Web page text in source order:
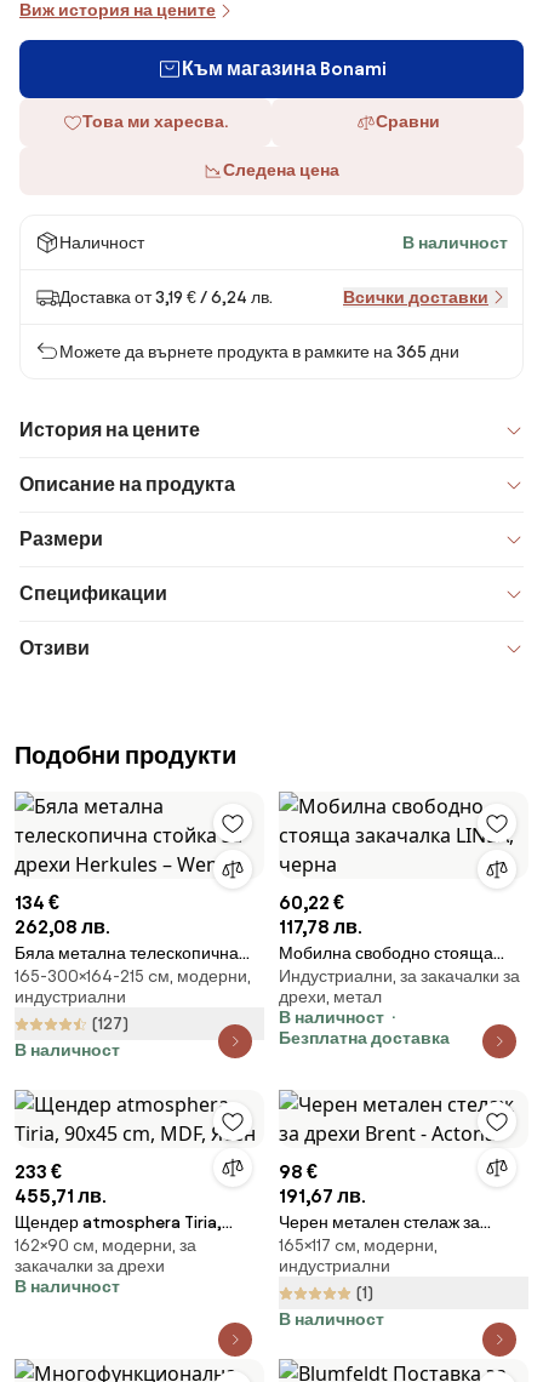
Виж история на цените
Към магазина Bonami
Това ми харесва. Сравни
Следена цена
Наличност В наличност
Доставка от 3,19 € / 6,24 лв. Всички доставки
Можете да върнете продукта в рамките на 365 дни
История на цените
Описание на продукта
Размери
Спецификации
Отзиви
Подобни продукти
134 €
262,08 лв.
Бяла метална телескопична
стойка за дрехи Herkules –
Wenko
165-300×164-215 cм, модерни,
индустриални
(127)
В наличност
60,22 €
117,78 лв.
Мобилна свободно стояща
закачалка LINEA, черна
Индустриални, за закачалки за
дрехи, метал
В наличност
Безплатна доставка
233 €
455,71 лв.
Щендер atmosphera Tiria,
90x45 cm, MDF, Ясен
162×90 cм, модерни, за
закачалки за дрехи
В наличност
98 €
191,67 лв.
Черен метален стелаж за
дрехи Brent - Actona
165×117 cм, модерни,
индустриални
(1)
В наличност